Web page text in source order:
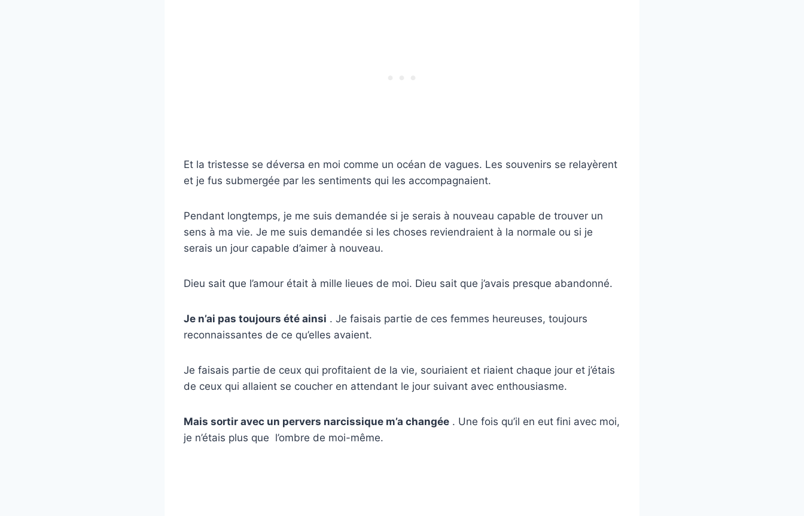
Et la tristesse se déversa en moi comme un océan de vagues. Les souvenirs se relayèrent
et je fus submergée par les sentiments qui les accompagnaient.
Pendant longtemps, je me suis demandée si je serais à nouveau capable de trouver un
sens à ma vie. Je me suis demandée si les choses reviendraient à la normale ou si je
serais un jour capable d’aimer à nouveau.
Dieu sait que l’amour était à mille lieues de moi. Dieu sait que j’avais presque abandonné.
Je n’ai pas toujours été ainsi . Je faisais partie de ces femmes heureuses, toujours
reconnaissantes de ce qu’elles avaient.
Je faisais partie de ceux qui profitaient de la vie, souriaient et riaient chaque jour et j’étais
de ceux qui allaient se coucher en attendant le jour suivant avec enthousiasme.
Mais sortir avec un pervers narcissique m’a changée . Une fois qu’il en eut fini avec moi,
je n’étais plus que l’ombre de moi-même.